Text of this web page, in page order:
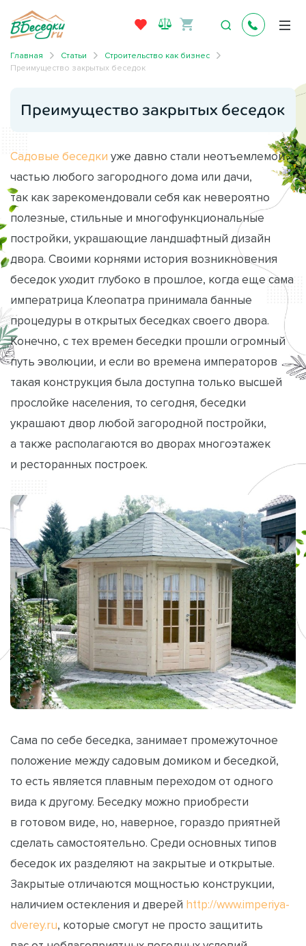
Главная Статьи
Строительство как бизнес
Преимущество закрытых беседок
Преимущество закрытых беседок
Садовые беседки уже давно стали неотъемлемой
частью любого загородного дома или дачи,
так как зарекомендовали себя как невероятно
полезные, стильные и многофункциональные
постройки, украшающие ландшафтный дизайн
двора. Своими корнями история возникновения
беседок уходит глубоко в прошлое, когда еще сама
императрица Клеопатра принимала банные
процедуры в открытых беседках своего двора.
Конечно, с тех времен беседки прошли огромный
путь эволюции, и если во времена императоров
такая конструкция была доступна только высшей
прослойке населения, то сегодня, беседки
украшают двор любой загородной постройки,
а также располагаются во дворах многоэтажек
и ресторанных построек.
Сама по себе беседка, занимает промежуточное
положение между садовым домиком и беседкой,
то есть является плавным переходом от одного
вида к другому. Беседку можно приобрести
в готовом виде, но, наверное, гораздо приятней
сделать самостоятельно. Среди основных типов
беседок их разделяют на закрытые и открытые.
Закрытые отличаются мощностью конструкции,
наличием остекления и дверей http://www.imperiya-
dverey.ru, которые смогут не просто защитить